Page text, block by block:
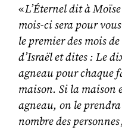
«L’Éternel dit à
mois-ci sera pour
le premier des mois
d’Israël et dites : Le
agneau pour chaque
maison. Si la maison
agneau, on le
nombre des